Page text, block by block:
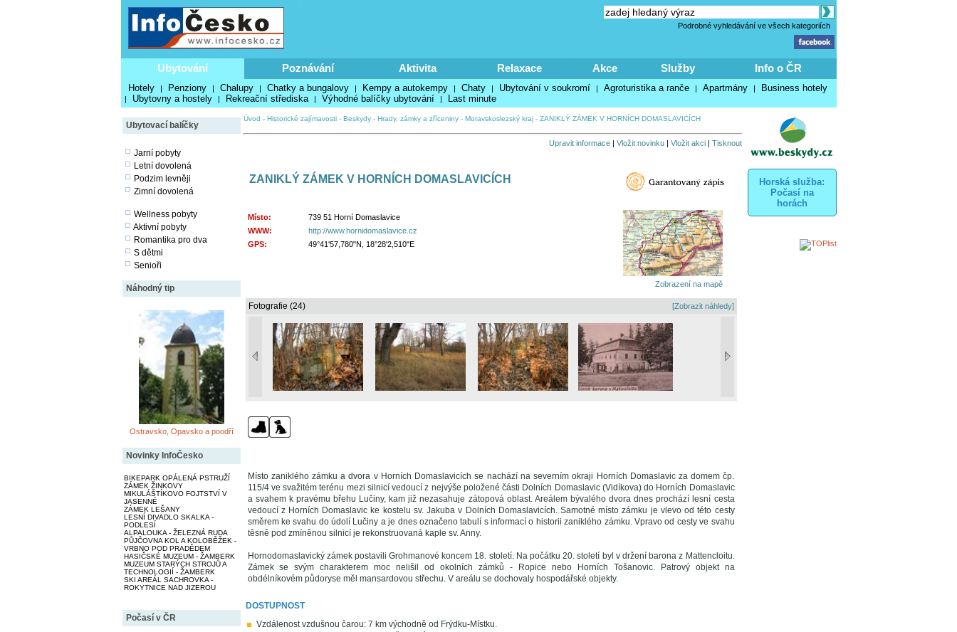
Podrobné vyhledávání ve všech kategoriích
Ubytování Poznávání Aktivita Relaxace Akce Služby Info o ČR
Hotely | Penziony | Chalupy | Chatky a bungalovy | Kempy a autokempy | Chaty | Ubytování v soukromí | Agroturistika a ranče | Apartmány | Business hotely
| Ubytovny a hostely | Rekreační střediska | Výhodné balíčky ubytování | Last minute
Ubytovací balíčky
Jarní pobyty
Letní dovolená
Podzim levněji
Zimní dovolená
Wellness pobyty
Aktivní pobyty
Romantika pro dva
S dětmi
Senioři
Náhodný tip
Ostravsko, Opavsko a poodří
Novinky InfoČesko
BIKEPARK OPÁLENÁ PSTRUŽÍ
ZÁMEK ŽINKOVY
MIKULÁŠTÍKOVO FOJTSTVÍ V
JASENNÉ
ZÁMEK LEŠANY
LESNÍ DIVADLO SKALKA -
PODLESÍ
ALPALOUKA - ŽELEZNÁ RUDA
PŮJČOVNA KOL A KOLOBĚŽEK -
VRBNO POD PRADĚDEM
HASIČSKÉ MUZEUM - ŽAMBERK
MUZEUM STARÝCH STROJŮ A
TECHNOLOGIÍ - ŽAMBERK
SKI AREÁL SACHROVKA -
ROKYTNICE NAD JIZEROU
Počasí v ČR
Úvod - Historické zajímavosti- Beskydy- Hrady, zámky a zříceniny- Moravskoslezský kraj- ZANIKLÝ ZÁMEK V HORNÍCH DOMASLAVICÍCH
Upravit informace| Vložit novinku| Vložit akci| Tisknout
ZANIKLÝ ZÁMEK V HORNÍCH DOMASLAVICÍCH
Místo:
739 51 Horní Domaslavice
WWW:
http://www.hornidomaslavice.cz
GPS:
49°41'57,780"N, 18°28'2,510"E
Zobrazení na mapě
Fotografie (24) [Zobrazit náhledy]
Místo zaniklého zámku a dvora v Horních Domaslavicích se nachází na severním okraji Horních Domaslavic za domem čp.
115/4 ve svažitém terénu mezi silnicí vedoucí z nejvýše položené části Dolních Domaslavic (Vidíkova) do Horních Domaslavic
a svahem k pravému břehu Lučiny, kam již nezasahuje zátopová oblast. Areálem bývalého dvora dnes prochází lesní cesta
vedoucí z Horních Domaslavic ke kostelu sv. Jakuba v Dolních Domaslavicích. Samotné místo zámku je vlevo od této cesty
směrem ke svahu do údolí Lučiny a je dnes označeno tabulí s informací o historii zaniklého zámku. Vpravo od cesty ve svahu
těsně pod zmíněnou silnicí je rekonstruovaná kaple sv. Anny.
Hornodomaslavický zámek postavili Grohmanové koncem 18. století. Na počátku 20. století byl v držení barona z Mattencloitu.
Zámek se svým charakterem moc nelišil od okolních zámků - Ropice nebo Horních Tošanovic. Patrový objekt na
obdélníkovém půdoryse měl mansardovou střechu. V areálu se dochovaly hospodářské objekty.
DOSTUPNOST
Vzdálenost vzdušnou čarou: 7 km východně od Frýdku-Místku.
Horská služba:
Počasí na
horách